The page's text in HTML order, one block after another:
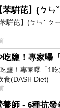
苯騈芘】(ㄅㄣ
騈芘】(ㄅㄣˇ ㄆ
鹽！專家曝「1
食(DASH Diet)